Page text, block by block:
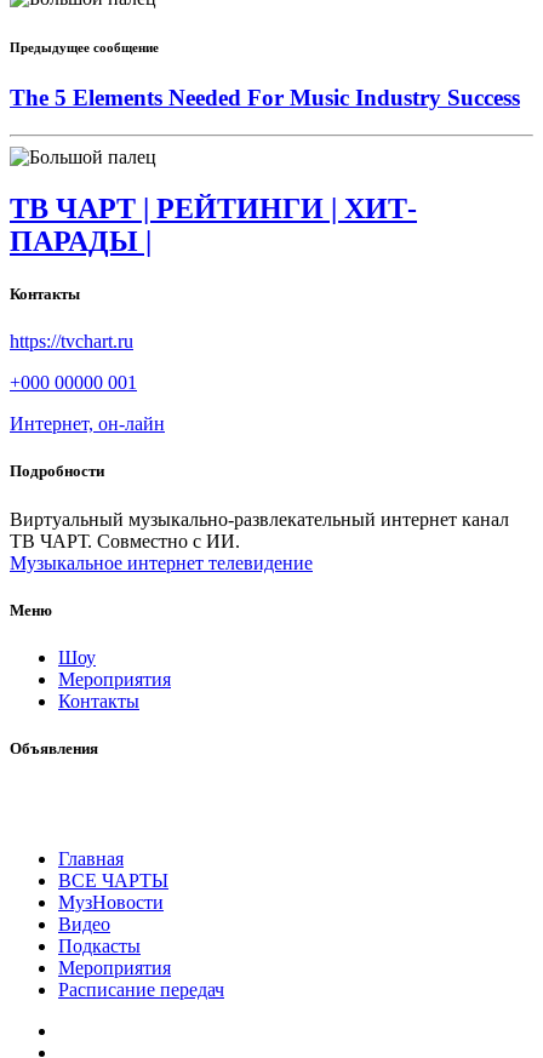
Предыдущее сообщение
The 5 Elements Needed For Music Industry Success
ТВ ЧАРТ | РЕЙТИНГИ | ХИТ-
ПАРАДЫ |
Контакты
https://tvchart.ru
+000 00000 001
Интернет, он-лайн
Подробности
Виртуальный музыкально-развлекательный интернет канал
ТВ ЧАРТ. Совместно с ИИ.
Музыкальное интернет телевидение
Меню
Шоу
Мероприятия
Контакты
Объявления
Главная
ВСЕ ЧАРТЫ
МузНовости
Видео
Подкасты
Мероприятия
Расписание передач